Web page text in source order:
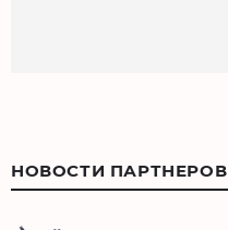
НОВОСТИ ПАРТНЕРОВ